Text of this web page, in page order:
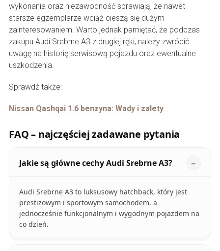
wykonania oraz niezawodność sprawiają, że nawet
starsze egzemplarze wciąż cieszą się dużym
zainteresowaniem. Warto jednak pamiętać, że podczas
zakupu Audi Srebrne A3 z drugiej ręki, należy zwrócić
uwagę na historię serwisową pojazdu oraz ewentualne
uszkodzenia.
Sprawdź także:
Nissan Qashqai 1.6 benzyna: Wady i zalety
FAQ – najczęściej zadawane pytania
Jakie są główne cechy Audi Srebrne A3?
Audi Srebrne A3 to luksusowy hatchback, który jest
prestiżowym i sportowym samochodem, a
jednocześnie funkcjonalnym i wygodnym pojazdem na
co dzień.